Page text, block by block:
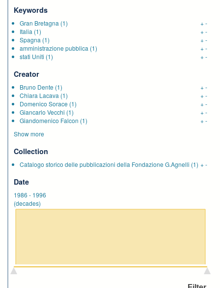
Keywords
Gran Bretagna (1) +-
Italia (1) +-
Spagna (1) +-
amministrazione pubblica (1) +-
stati Uniti (1) +-
Creator
Bruno Dente (1) +-
Chiara Lacava (1) +-
Domenico Sorace (1) +-
Giancarlo Vecchi (1) +-
Giandomenico Falcon (1) +-
Show more
Collection
Catalogo storico delle pubblicazioni della Fondazione G.Agnelli (1) +-
Date
1986 - 1996
(decades)